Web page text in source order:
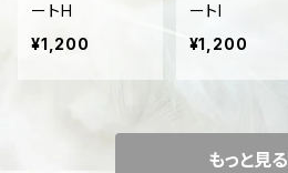
ートH
¥1,200
ートI
¥1,200
もっと見る